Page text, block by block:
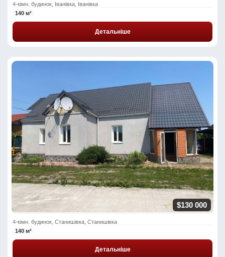
4-кімн. будинок, Іванівка, Іванівка
140 м²
Детальніше
$130 000
4-кімн. будинок, Станишівка, Станишівка
140 м²
Детальніше